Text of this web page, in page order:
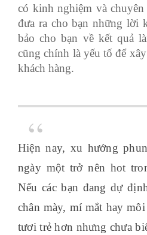
có kinh nghiệm và
đưa ra cho bạn những lời
bảo cho bạn về kết quả
cũng chính là yếu tố để
khách hàng.
Hiện nay, xu hướng
ngày một trở nên hot
Nếu các bạn đang dự
chân mày, mí mắt hay
tươi trẻ hơn nhưng chưa